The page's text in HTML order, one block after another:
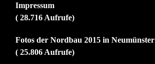
Impressum
( 28.716 Aufrufe)
Fotos der Nordbau 2015 in Neumünster
( 25.806 Aufrufe)